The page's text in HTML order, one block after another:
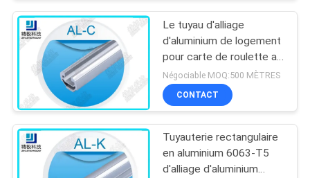
Le tuyau d'alliage
d'aluminium de logement
pour carte de roulette a
expulsé le tuyau sans
couture AL-C anodisé
Négociable MOQ:500 MÈTRES
CONTACT
Tuyauterie rectangulaire
en aluminium 6063-T5
d'alliage d'aluminium